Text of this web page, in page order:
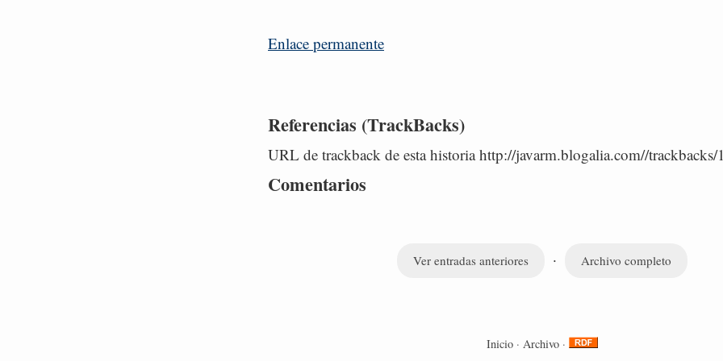
Enlace permanente
Referencias (TrackBacks)
URL de trackback de esta historia http://javarm.blogalia.com//trackbacks/
Comentarios
Ver entradas anteriores · Archivo completo
Inicio · Archivo ·